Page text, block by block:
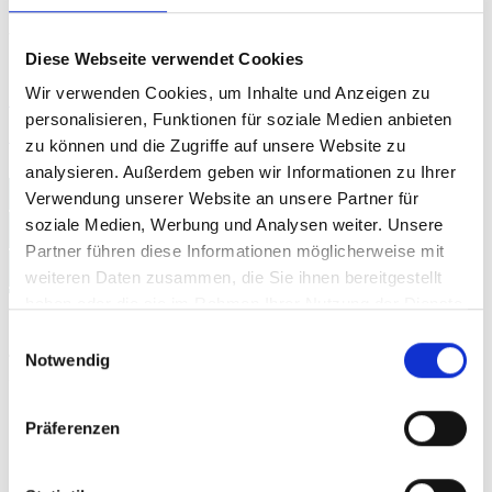
Diese Webseite verwendet Cookies
Wir verwenden Cookies, um Inhalte und Anzeigen zu
personalisieren, Funktionen für soziale Medien anbieten
zu können und die Zugriffe auf unsere Website zu
analysieren. Außerdem geben wir Informationen zu Ihrer
Verwendung unserer Website an unsere Partner für
soziale Medien, Werbung und Analysen weiter. Unsere
Partner führen diese Informationen möglicherweise mit
weiteren Daten zusammen, die Sie ihnen bereitgestellt
Notwendig
Präferenzen
Übersicht über alleParalympics2012
Blogartikel
Deutscher Doppelsieg im
Speerwerfen bei den
Paralympics
gewinnt Gold und Silber im
Speerwerfen.
Birgit Kober, Weltmeisterin und Marie Brämer-